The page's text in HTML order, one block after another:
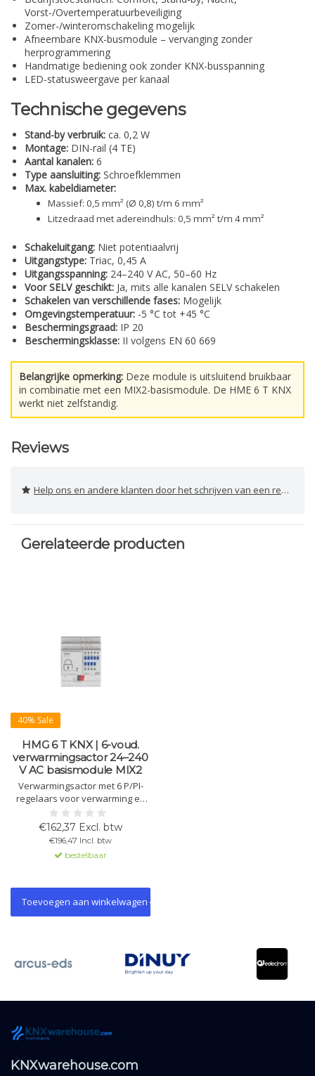
Vorst-/Overtemperatuurbeveiliging
Zomer-/winteromschakeling mogelijk
Afneembare KNX-busmodule – vervanging zonder
herprogrammering
Handmatige bediening ook zonder KNX-busspanning
LED-statusweergave per kanaal
Technische gegevens
Stand-by verbruik: ca. 0,2 W
Montage: DIN-rail (4 TE)
Aantal kanalen: 6
Type aansluiting: Schroefklemmen
Max. kabeldiameter:
Massief: 0,5 mm² (Ø 0,8) t/m 6 mm²
Litzedraad met adereindhuls: 0,5 mm² t/m 4 mm²
Schakeluitgang: Niet potentiaalvrij
Uitgangstype: Triac, 0,45 A
Uitgangsspanning: 24–240 V AC, 50–60 Hz
Voor SELV geschikt: Ja, mits alle kanalen SELV schakelen
Schakelen van verschillende fases: Mogelijk
Omgevingstemperatuur: -5 °C tot +45 °C
Beschermingsgraad: IP 20
Beschermingsklasse: II volgens EN 60 669
Belangrijke opmerking: Deze module is uitsluitend bruikbaar
in combinatie met een MIX2-basismodule. De HME 6 T KNX
werkt niet zelfstandig.
Reviews
Help ons en andere klanten door het schrijven van een review
Gerelateerde producten
40% Sale
HMG 6 T KNX | 6-voud.
verwarmingsactor 24–240
V AC basismodule MIX2
Verwarmingsactor met 6 P/PI-
regelaars voor verwarming en
koeling. Stuurt thermomotoren
aan (24–240 V AC, triacuitgang),
met kortsluit- en
overbelastingsbeveiliging,
handbediening, LED-status en
€162,37 Excl. btw
€196,47 Incl. btw
bestelbaar
Toevoegen aan winkelwagen
KNXwarehouse.com